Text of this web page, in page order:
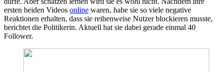
ersten beiden Videos online waren, habe sie so viele negative
Reaktionen erhalten, dass sie reihenweise Nutzer blockieren musste,
berichtet die Politikerin. Aktuell hat sie dabei gerade einmal 40
Follower.